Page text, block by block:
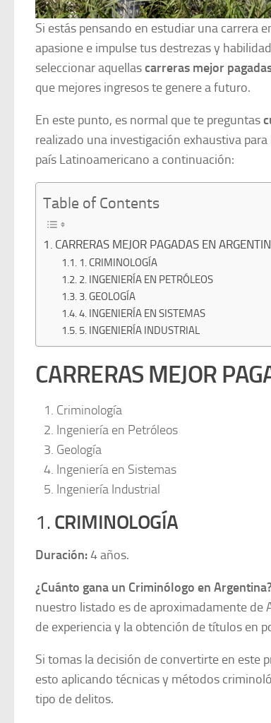
Si estás pensando en estudiar una carrera
apasione e impulse tus destrezas y
seleccionar aquellascarreras mejor
que mejores ingresos te genere a futuro.
En este punto, es normal que te preguntas
realizado una investigación exhaustiva
país Latinoamericano a continuación:
Table of Contents
CARRERAS MEJOR PAGADAS EN
1. CRIMINOLOGÍA
2. INGENIERÍA EN PETRÓLEOS
3. GEOLOGÍA
4. INGENIERÍA EN SISTEMAS
5. INGENIERÍA INDUSTRIAL
CARRERAS MEJOR
Criminología
Ingeniería en Petróleos
Geología
Ingeniería en Sistemas
Ingeniería Industrial
1. CRIMINOLOGÍA
Duración:4 años.
¿Cuánto gana un Criminólogo en
nuestro listado es de aproximadamente de
de experiencia y la obtención de títulos en
Si tomas la decisión de convertirte en este
esto aplicando técnicas y métodos
tipo de delitos.